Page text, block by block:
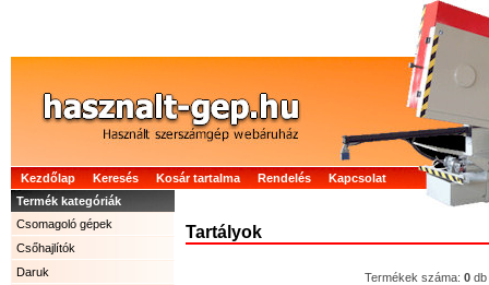
Kezdőlap Keresés Kosár tartalma Rendelés
Kapcsolat
Termék kategóriák
Csomagoló gépek
Csőhajlítók
Daruk
Tartályok
Termékek száma: 0 db